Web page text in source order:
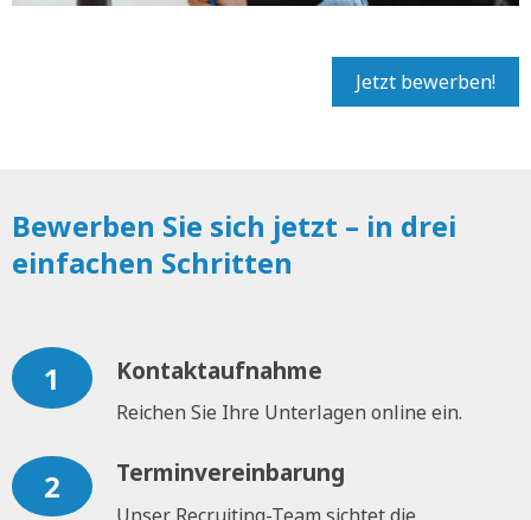
Jetzt bewerben!
Bewerben Sie sich jetzt – in drei
einfachen Schritten
1 Kontaktaufnahme
Reichen Sie Ihre Unterlagen online ein.
2 Terminvereinbarung